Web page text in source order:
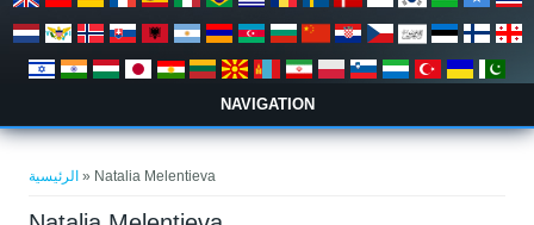
NAVIGATION
الرئيسية » Natalia Melentieva